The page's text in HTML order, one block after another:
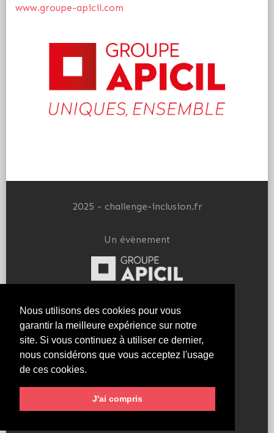
Nous utilisons des cookies pour vous
garantir la meilleure expérience sur notre
site. Si vous continuez à utiliser ce dernier,
nous considérons que vous acceptez l'usage
de ces cookies.
J'ai compris
www.groupe-apicil.com
2025 - challenge-inclusion.fr
Un évènement
PROTECTION DES DONNÉES
MENTIONS LÉGALES